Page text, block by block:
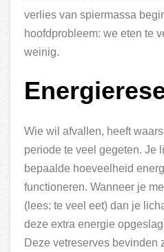
verlies van spiermassa
hoofdprobleem: we eten te
weinig.
Wie wil afvallen, heeft
periode te veel gegeten. Je
bepaalde hoeveelheid
functioneren. Wanneer je
(lees: te veel eet) dan je
deze extra energie
Deze vetreserves bevinden